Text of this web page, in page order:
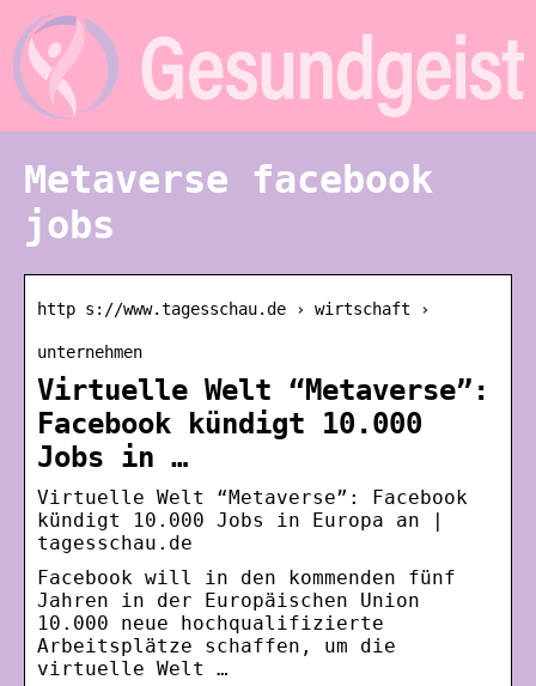
Metaverse facebook
jobs
http s://www.tagesschau.de › wirtschaft ›
unternehmen
Virtuelle Welt “Metaverse”:
Facebook kündigt 10.000
Jobs in …
Virtuelle Welt “Metaverse”: Facebook
kündigt 10.000 Jobs in Europa an |
tagesschau.de
Facebook will in den kommenden fünf
Jahren in der Europäischen Union
10.000 neue hochqualifizierte
Arbeitsplätze schaffen, um die
virtuelle Welt …